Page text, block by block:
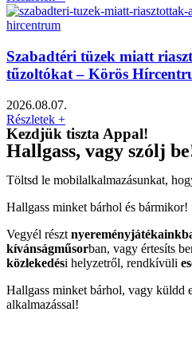
Szabadtéri tüzek miatt
tűzoltókat – Körös
2026.08.07.
Részletek +
Kezdjük tiszta Appal!
Hallgass, vagy szólj
Töltsd le mobilalkalmazásunkat,
Hallgass minket bárhol és bármikor!
Vegyél részt
kívánságműsorban, vagy értesíts
közlekedési helyzetről, rendkívüli
Hallgass minket bárhol, vagy küldd
alkalmazással!